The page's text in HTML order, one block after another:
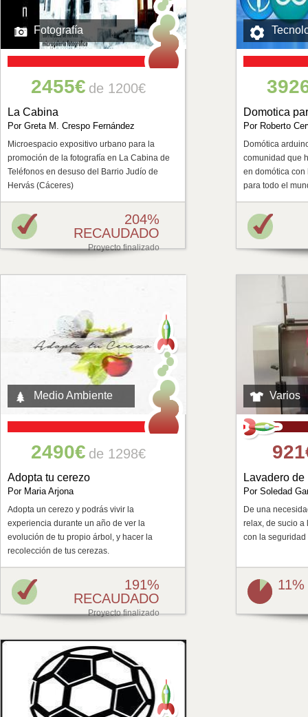
Fotografía
2455€ de 1200€
La Cabina
Por Greta M. Crespo Fernández
Microespacio expositivo urbano para la
promoción de la fotografía en La Cabina de
Teléfonos en desuso del Barrio Judío de
Hervás (Cáceres)
204%
RECAUDADO
Proyecto finalizado
Domotica
Por Roberto
Domótica
comunidad que
en domótica
para todo el
Medio Ambiente
2490€ de 1298€
Adopta tu cerezo
Por Maria Arjona
Adopta un cerezo y podrás vivir la
experiencia durante un año de ver la
evolución de tu propio árbol, y hacer la
recolección de tus cerezas.
191%
RECAUDADO
Proyecto finalizado
Varios
Lavadero de
Por Soledad
De una
relax, de sucio a
con la